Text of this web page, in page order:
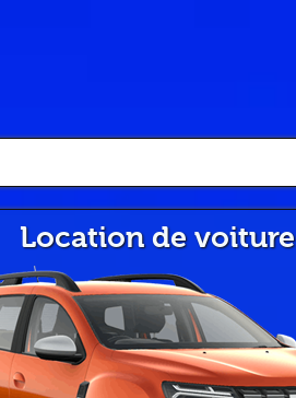
Location de voiture